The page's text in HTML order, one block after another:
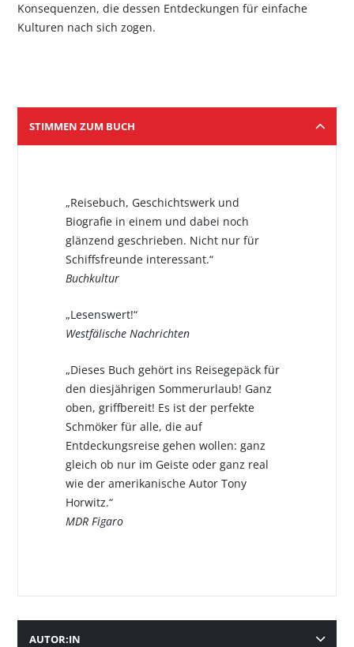
Konsequenzen, die dessen Entdeckungen für einfache
Kulturen nach sich zogen.
STIMMEN ZUM BUCH
„Reisebuch, Geschichtswerk und
Biografie in einem und dabei noch
glänzend geschrieben. Nicht nur für
Schiffsfreunde interessant.“
Buchkultur
„Lesenswert!“
Westfälische Nachrichten
„Dieses Buch gehört ins Reisegepäck für
den diesjährigen Sommerurlaub! Ganz
oben, griffbereit! Es ist der perfekte
Schmöker für alle, die auf
Entdeckungsreise gehen wollen: ganz
gleich ob nur im Geiste oder ganz real
wie der amerikanische Autor Tony
Horwitz.“
MDR Figaro
AUTOR:IN